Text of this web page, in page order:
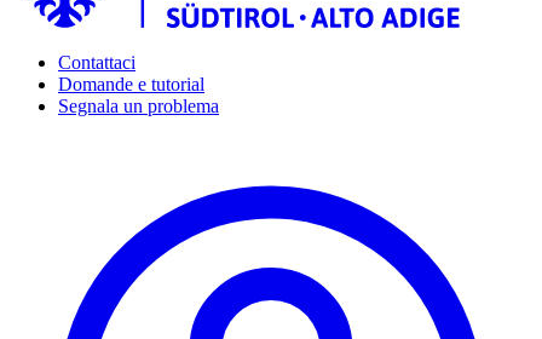
Contattaci
Domande e tutorial
Segnala un problema